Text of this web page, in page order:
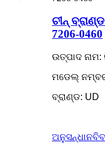
ଚୀନ୍
7206-0460
ଉତ୍ପାଦ
ମଡେଲ୍
ବ୍ରାଣ୍ଡ: UD
ଅନୁସନ୍ଧାନ